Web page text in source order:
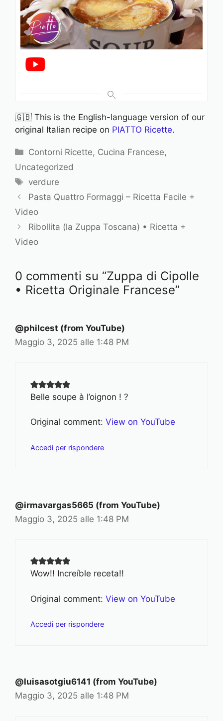
🇬🇧 This is the English-language version of our
original Italian recipe on PIATTO Ricette.
C
a
e
g
o
r
Contorni Ricette, Cucina Francese,
Uncategorized
T
a
verdure
Pasta Quattro Formaggi – Ricetta Facile +
Video
Ribollita (la Zuppa Toscana) • Ricetta +
Video
0 commenti su “Zuppa di Cipolle
• Ricetta Originale Francese”
@philcest (from YouTube)
Maggio 3, 2025 alle 1:48 PM
Belle soupe à l’oignon ! ?
Original comment: View on YouTube
Accedi per rispondere
@irmavargas5665 (from YouTube)
Maggio 3, 2025 alle 1:48 PM
Wow!! Increíble receta!!
Original comment: View on YouTube
Accedi per rispondere
@luisasotgiu6141 (from YouTube)
Maggio 3, 2025 alle 1:48 PM